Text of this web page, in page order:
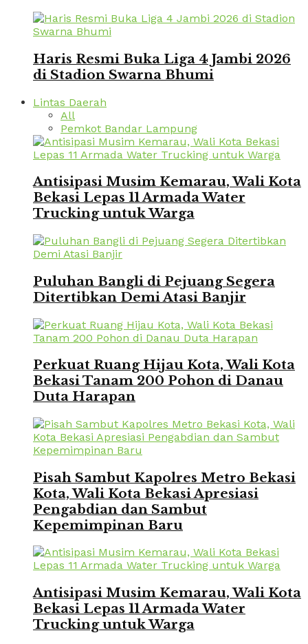
Haris Resmi Buka Liga 4 Jambi 2026
di Stadion Swarna Bhumi
Lintas Daerah
All
Pemkot Bandar Lampung
Antisipasi Musim Kemarau, Wali Kota
Bekasi Lepas 11 Armada Water
Trucking untuk Warga
Puluhan Bangli di Pejuang Segera
Ditertibkan Demi Atasi Banjir
Perkuat Ruang Hijau Kota, Wali Kota
Bekasi Tanam 200 Pohon di Danau
Duta Harapan
Pisah Sambut Kapolres Metro Bekasi
Kota, Wali Kota Bekasi Apresiasi
Pengabdian dan Sambut
Kepemimpinan Baru
Antisipasi Musim Kemarau, Wali Kota
Bekasi Lepas 11 Armada Water
Trucking untuk Warga